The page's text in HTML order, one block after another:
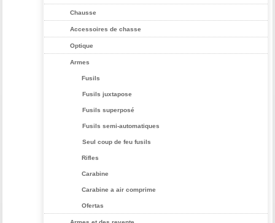
Chausse
Accessoires de chasse
Optique
Armes
Fusils
Fusils juxtapose
Fusils superposé
Fusils semi-automatiques
Seul coup de feu fusils
Rifles
Carabine
Carabine a air comprime
Ofertas